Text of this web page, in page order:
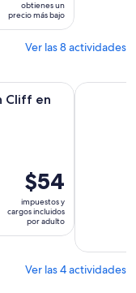
por
adulto*
obtienes un
precio más bajo
Ver las 8 actividades
Cliff en
El
precio
es
de
adulto
$54
impuestos y
cargos incluidos
por adulto
Se abrirá en una
Ver las 4 actividades